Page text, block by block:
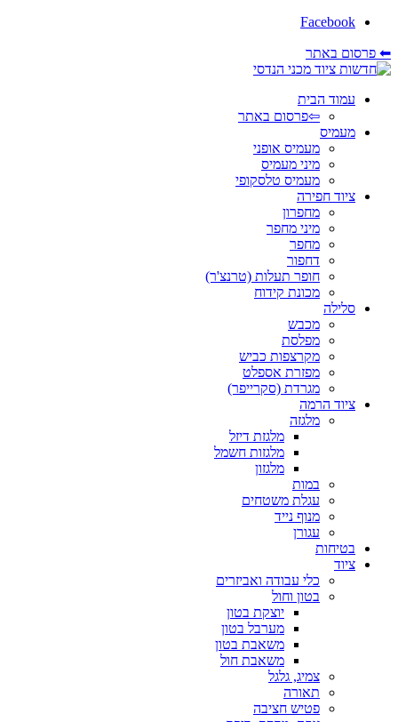
Facebook
⬅ פרסום באתר
עמוד הבית
⇦פרסום באתר
מעמיס
מעמיס אופני
מיני מעמיס
מעמיס טלסקופי
ציוד חפירה
מחפרון
מיני מחפר
מחפר
דחפור
חופר תעלות (טרנצ'ר)
מכונת קידוח
סלילה
מכבש
מפלסת
מקרצפות כביש
מפזרת אספלט
מגרדת (סקרייפר)
ציוד הרמה
מלגזה
מלגזת דיזל
מלגזות חשמל
מלגזון
במות
עגלת משטחים
מנוף נייד
עגורן
בטיחות
ציוד
כלי עבודה ואביזרים
בטון וחול
יוצקת בטון
מערבל בטון
משאבת בטון
משאבת חול
צמיג, גלגל
תאורה
פטיש חציבה